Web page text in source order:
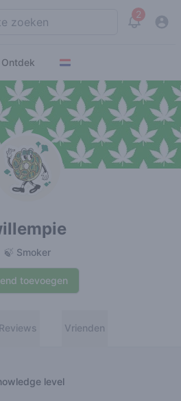
2
View
Ontdek
🍃 Smoker
toevoegen
Reviews Vrienden
level